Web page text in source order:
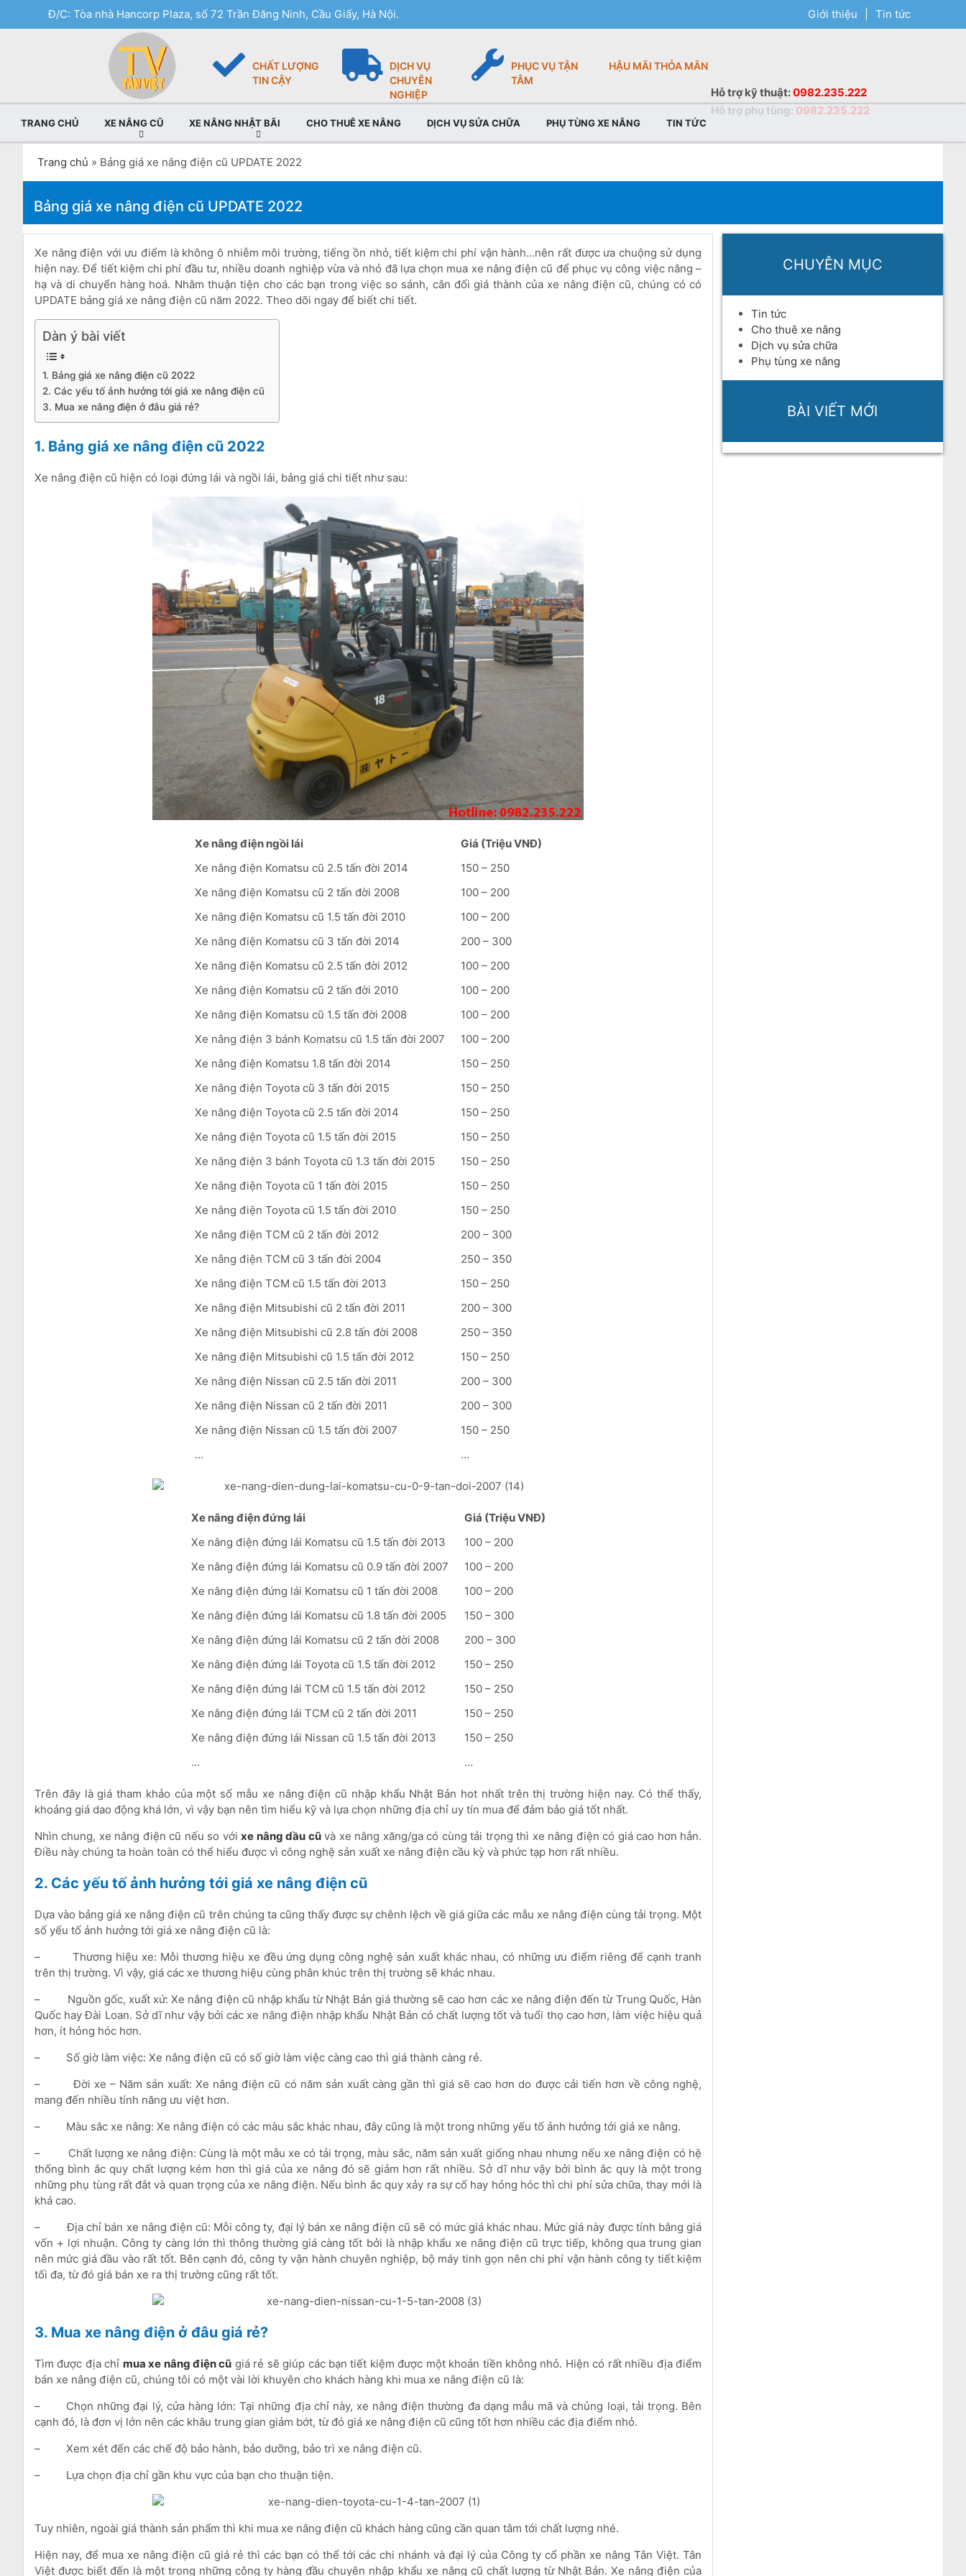
Đ/C: Tòa nhà Hancorp Plaza, số 72 Trần Đăng Ninh, Cầu Giấy, Hà Nội. Giới thiệu Tin tức
CHẤT LƯỢNG
TIN CẬY
DỊCH VỤ
CHUYÊN
NGHIỆP
PHỤC VỤ TẬN
TÂM
HẬU MÃI THỎA MÃN
Hỗ trợkỹ thuật:0982.235.222
Hỗ trợ phụ tùng: 0982.235.222
TRANG CHỦ XE NÂNG CŨ XE NÂNG NHẬT BÃI CHO THUÊ XE NÂNG DỊCH VỤ SỬA CHỮA PHỤ TÙNG XE NÂNG TIN TỨC
Trang chủ » Bảng giá xe nâng điện cũ UPDATE 2022
Bảng giá xe nâng điện cũ UPDATE 2022
Xe nâng điện với ưu điểm là không ô nhiễm môi trường, tiếng ồn nhỏ, tiết kiệm chi phí vận hành…nên rất được ưa chuộng sử dụng
hiện nay. Để tiết kiệm chi phí đầu tư, nhiều doanh nghiệp vừa và nhỏ đã lựa chọn mua xe nâng điện cũ để phục vụ công việc nâng –
hạ và di chuyển hàng hoá. Nhằm thuận tiện cho các bạn trong việc so sánh, cân đối giá thành của xe nâng điện cũ, chúng có có
UPDATE bảng giá xe nâng điện cũ năm 2022. Theo dõi ngay để biết chi tiết.
Dàn ý bài viết
1. Bảng giá xe nâng điện cũ 2022
2. Các yếu tố ảnh hưởng tới giá xe nâng điện cũ
3. Mua xe nâng điện ở đâu giá rẻ?
1. Bảng giá xe nâng điện cũ 2022
Xe nâng điện cũ hiện có loại đứng lái và ngồi lái, bảng giá chi tiết như sau:
Xe nâng điện ngồi lái
Giá (Triệu VNĐ)
Xe nâng điện Komatsu cũ 2.5 tấn đời 2014
150 – 250
Xe nâng điện Komatsu cũ 2 tấn đời 2008
100 – 200
Xe nâng điện Komatsu cũ 1.5 tấn đời 2010
100 – 200
Xe nâng điện Komatsu cũ 3 tấn đời 2014
200 – 300
Xe nâng điện Komatsu cũ 2.5 tấn đời 2012
100 – 200
Xe nâng điện Komatsu cũ 2 tấn đời 2010
100 – 200
Xe nâng điện Komatsu cũ 1.5 tấn đời 2008
100 – 200
Xe nâng điện 3 bánh Komatsu cũ 1.5 tấn đời 2007
100 – 200
Xe nâng điện Komatsu 1.8 tấn đời 2014
150 – 250
Xe nâng điện Toyota cũ 3 tấn đời 2015
150 – 250
Xe nâng điện Toyota cũ 2.5 tấn đời 2014
150 – 250
Xe nâng điện Toyota cũ 1.5 tấn đời 2015
150 – 250
Xe nâng điện 3 bánh Toyota cũ 1.3 tấn đời 2015
150 – 250
Xe nâng điện Toyota cũ 1 tấn đời 2015
150 – 250
Xe nâng điện Toyota cũ 1.5 tấn đời 2010
150 – 250
Xe nâng điện TCM cũ 2 tấn đời 2012
200 – 300
Xe nâng điện TCM cũ 3 tấn đời 2004
250 – 350
Xe nâng điện TCM cũ 1.5 tấn đời 2013
150 – 250
Xe nâng điện Mitsubishi cũ 2 tấn đời 2011
200 – 300
Xe nâng điện Mitsubishi cũ 2.8 tấn đời 2008
250 – 350
Xe nâng điện Mitsubishi cũ 1.5 tấn đời 2012
150 – 250
Xe nâng điện Nissan cũ 2.5 tấn đời 2011
200 – 300
Xe nâng điện Nissan cũ 2 tấn đời 2011
200 – 300
Xe nâng điện Nissan cũ 1.5 tấn đời 2007
150 – 250
…
…
Xe nâng điện đứng lái
Giá (Triệu VNĐ)
Xe nâng điện đứng lái Komatsu cũ 1.5 tấn đời 2013
100 – 200
Xe nâng điện đứng lái Komatsu cũ 0.9 tấn đời 2007
100 – 200
Xe nâng điện đứng lái Komatsu cũ 1 tấn đời 2008
100 – 200
Xe nâng điện đứng lái Komatsu cũ 1.8 tấn đời 2005
150 – 300
Xe nâng điện đứng lái Komatsu cũ 2 tấn đời 2008
200 – 300
Xe nâng điện đứng lái Toyota cũ 1.5 tấn đời 2012
150 – 250
Xe nâng điện đứng lái TCM cũ 1.5 tấn đời 2012
150 – 250
Xe nâng điện đứng lái TCM cũ 2 tấn đời 2011
150 – 250
Xe nâng điện đứng lái Nissan cũ 1.5 tấn đời 2013
150 – 250
…
…
Trên đây là giá tham khảo của một số mẫu xe nâng điện cũ nhập khẩu Nhật Bản hot nhất trên thị trường hiện nay. Có thể thấy,
khoảng giá dao động khá lớn, vì vậy bạn nên tìm hiểu kỹ và lựa chọn những địa chỉ uy tín mua để đảm bảo giá tốt nhất.
Nhìn chung, xe nâng điện cũ nếu so vớixe nâng dầu cũvà xe nâng xăng/ga có cùng tải trọng thì xe nâng điện có giá cao hơn hẳn.
Điều này chúng ta hoàn toàn có thể hiểu được vì công nghệ sản xuất xe nâng điện cầu kỳ và phức tạp hơn rất nhiều.
2. Các yếu tố ảnh hưởng tới giá xe nâng điện cũ
Dựa vào bảng giá xe nâng điện cũ trên chúng ta cũng thấy được sự chênh lệch về giá giữa các mẫu xe nâng điện cùng tải trọng. Một
số yếu tố ảnh hưởng tới giá xe nâng điện cũ là:
–
Thương hiệu xe: Mỗi thương hiệu xe đều ứng dụng công nghệ sản xuất khác nhau, có những ưu điểm riêng để cạnh tranh
trên thị trường. Vì vậy, giá các xe thương hiệu cùng phân khúc trên thị trường sẽ khác nhau.
–
Nguồn gốc, xuất xứ: Xe nâng điện cũ nhập khẩu từ Nhật Bản giá thường sẽ cao hơn các xe nâng điện đến từ Trung Quốc, Hàn
Quốc hay Đài Loan. Sở dĩ như vậy bởi các xe nâng điện nhập khẩu Nhật Bản có chất lượng tốt và tuổi thọ cao hơn, làm việc hiệu quả
hơn, ít hỏng hóc hơn.
–
Số giờ làm việc: Xe nâng điện cũ có số giờ làm việc càng cao thì giá thành càng rẻ.
–
Đời xe – Năm sản xuất: Xe nâng điện cũ có năm sản xuất càng gần thì giá sẽ cao hơn do được cải tiến hơn về công nghệ,
mang đến nhiều tính năng ưu việt hơn.
–
Màu sắc xe nâng: Xe nâng điện có các màu sắc khác nhau, đây cũng là một trong những yếu tố ảnh hưởng tới giá xe nâng.
–
Chất lượng xe nâng điện: Cùng là một mẫu xe có tải trọng, màu sắc, năm sản xuất giống nhau nhưng nếu xe nâng điện có hệ
thống bình ắc quy chất lượng kém hơn thì giá của xe nâng đó sẽ giảm hơn rất nhiều. Sở dĩ như vậy bởi bình ắc quy là một trong
những phụ tùng rất đắt và quan trọng của xe nâng điện. Nếu bình ắc quy xảy ra sự cố hay hỏng hóc thì chi phí sửa chữa, thay mới là
khá cao.
–
Địa chỉ bán xe nâng điện cũ: Mỗi công ty, đại lý bán xe nâng điện cũ sẽ có mức giá khác nhau. Mức giá này được tính bằng giá
vốn + lợi nhuận. Công ty càng lớn thì thông thường giá càng tốt bởi là nhập khẩu xe nâng điện cũ trực tiếp, không qua trung gian
nên mức giá đầu vào rất tốt. Bên cạnh đó, công ty vận hành chuyên nghiệp, bộ máy tinh gọn nên chi phí vận hành công ty tiết kiệm
tối đa, từ đó giá bán xe ra thị trường cũng rất tốt.
3. Mua xe nâng điện ở đâu giá rẻ?
Tìm được địa chỉ mua xe nâng điện cũ giá rẻ sẽ giúp các bạn tiết kiệm được một khoản tiền không nhỏ. Hiện có rất nhiều địa điểm
bán xe nâng điện cũ, chúng tôi có một vài lời khuyên cho khách hàng khi mua xe nâng điện cũ là:
–
Chọn những đại lý, cửa hàng lớn: Tại những địa chỉ này, xe nâng điện thường đa dạng mẫu mã và chủng loại, tải trọng. Bên
cạnh đó, là đơn vị lớn nên các khâu trung gian giảm bớt, từ đó giá xe nâng điện cũ cũng tốt hơn nhiều các địa điểm nhỏ.
–
Xem xét đến các chế độ bảo hành, bảo dưỡng, bảo trì xe nâng điện cũ.
–
Lựa chọn địa chỉ gần khu vực của bạn cho thuận tiện.
Tuy nhiên, ngoài giá thành sản phẩm thì khi mua xe nâng điện cũ khách hàng cũng cần quan tâm tới chất lượng nhé.
Hiện nay, để mua xe nâng điện cũ giá rẻ thì các bạn có thể tới các chi nhánh và đại lý của Công ty cổ phần xe nâng Tân Việt. Tân
Việt được biết đến là một trong những công ty hàng đầu chuyên nhập khẩu xe nâng cũ chất lượng từ Nhật Bản. Xe nâng điện của
CHUYÊN MỤC
Tin tức
Cho thuê xe nâng
Dịch vụ sửa chữa
Phụ tùng xe nâng
BÀI VIẾT MỚI